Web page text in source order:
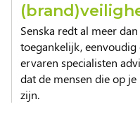
Senska redt al meer
toegankelijk, eenvoudig
ervaren specialisten
dat de mensen die op
zijn.